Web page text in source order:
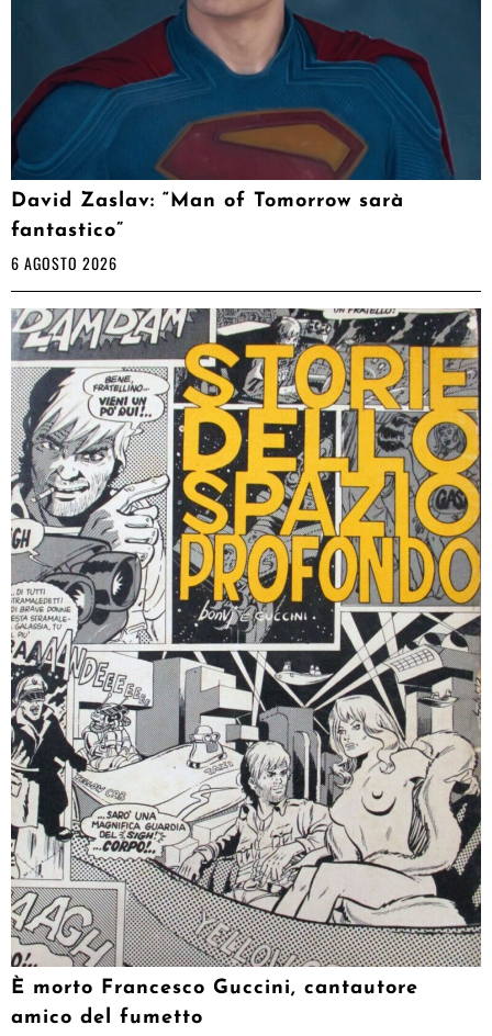
David Zaslav: “Man of Tomorrow sarà
fantastico”
6 AGOSTO 2026
È morto Francesco Guccini, cantautore
amico del fumetto